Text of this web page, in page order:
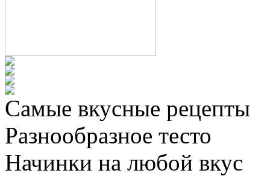
Самые вкусные рецепты
Разнообразное тесто
Начинки на любой вкус